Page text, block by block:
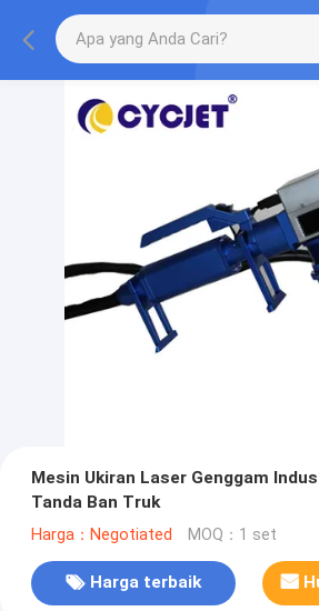
Mesin Ukiran Laser Genggam
Tanda Ban Truk
Harga：Negotiated MOQ：1 set
Harga terbaik